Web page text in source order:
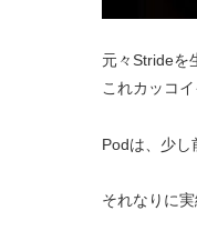
元々Strideを
これカッコイ
Podは、少し
それなりに